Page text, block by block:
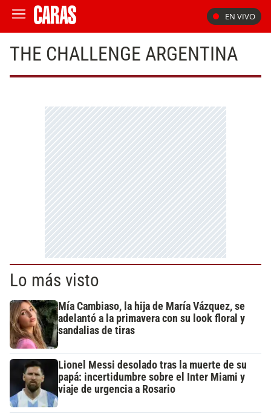
EN VIVO
THE CHALLENGE ARGENTINA
Lo más visto
Mía Cambiaso, la hija de María Vázquez, se
adelantó a la primavera con su look floral y
sandalias de tiras
Lionel Messi desolado tras la muerte de su
papá: incertidumbre sobre el Inter Miami y
viaje de urgencia a Rosario